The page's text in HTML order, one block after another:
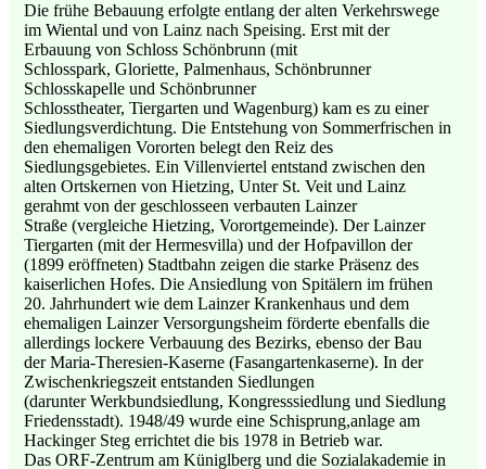
Die frühe Bebauung erfolgte entlang der alten Verkehrswege
im Wiental und von Lainz nach Speising. Erst mit der
Erbauung von Schloss Schönbrunn (mit
Schlosspark, Gloriette, Palmenhaus, Schönbrunner
Schlosskapelle und Schönbrunner
Schlosstheater, Tiergarten und Wagenburg) kam es zu einer
Siedlungsverdichtung. Die Entstehung von Sommerfrischen in
den ehemaligen Vororten belegt den Reiz des
Siedlungsgebietes. Ein Villenviertel entstand zwischen den
alten Ortskernen von Hietzing, Unter St. Veit und Lainz
gerahmt von der geschlosseen verbauten Lainzer
Straße (vergleiche Hietzing, Vorortgemeinde). Der Lainzer
Tiergarten (mit der Hermesvilla) und der Hofpavillon der
(1899 eröffneten) Stadtbahn zeigen die starke Präsenz des
kaiserlichen Hofes. Die Ansiedlung von Spitälern im frühen
20. Jahrhundert wie dem Lainzer Krankenhaus und dem
ehemaligen Lainzer Versorgungsheim förderte ebenfalls die
allerdings lockere Verbauung des Bezirks, ebenso der Bau
der Maria-Theresien-Kaserne (Fasangartenkaserne). In der
Zwischenkriegszeit entstanden Siedlungen
(darunter Werkbundsiedlung, Kongresssiedlung und Siedlung
Friedensstadt). 1948/49 wurde eine Schisprung,anlage am
Hackinger Steg errichtet die bis 1978 in Betrieb war.
Das ORF-Zentrum am Küniglberg und die Sozialakademie in